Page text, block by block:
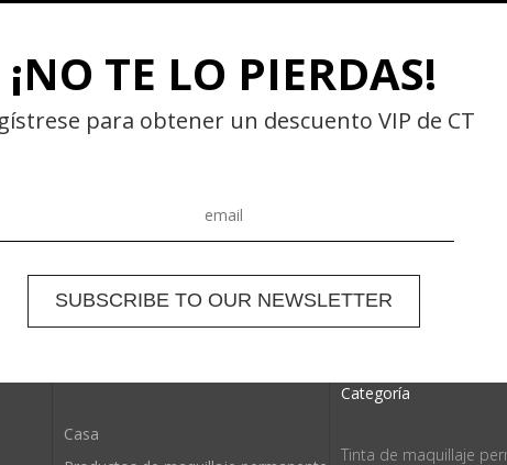
¡NO TE LO PIERDAS!
para obtener un descuento VIP de CT
Casa
Categoría
Tinta de maquillaje